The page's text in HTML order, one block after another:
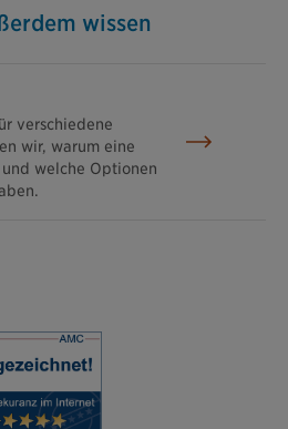
wissen
verschiedene
wir, warum eine
welche Optionen